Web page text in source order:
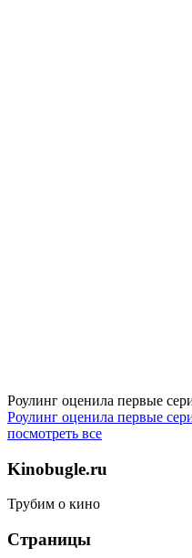
Роулинг оценила первые
Роулинг оценила первые
посмотреть все
Kinobugle.ru
Трубим о кино
Страницы